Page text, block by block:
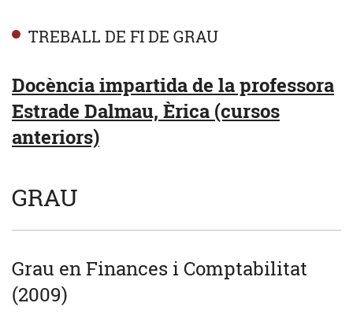
TREBALL DE FI DE GRAU
Docència impartida de la professora
Estrade Dalmau, Èrica (cursos
anteriors)
GRAU
Grau en Finances i Comptabilitat
(2009)